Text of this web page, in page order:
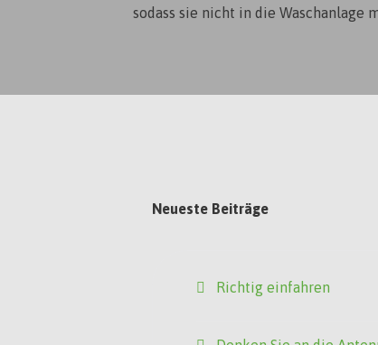
sodass sie nicht in die Waschanlage
Neueste Beiträge
Richtig einfahren